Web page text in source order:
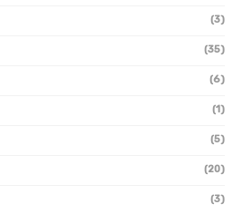
(3)
(35)
(6)
(1)
(5)
(20)
(3)